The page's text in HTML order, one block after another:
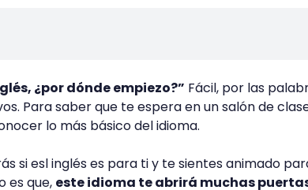
¿por dónde empiezo?” Fácil, por las
Para saber que te espera en un salón de
lo más básico del idioma.
si esl inglés es para ti y te sientes animado
es que, este idioma te abrirá muchas